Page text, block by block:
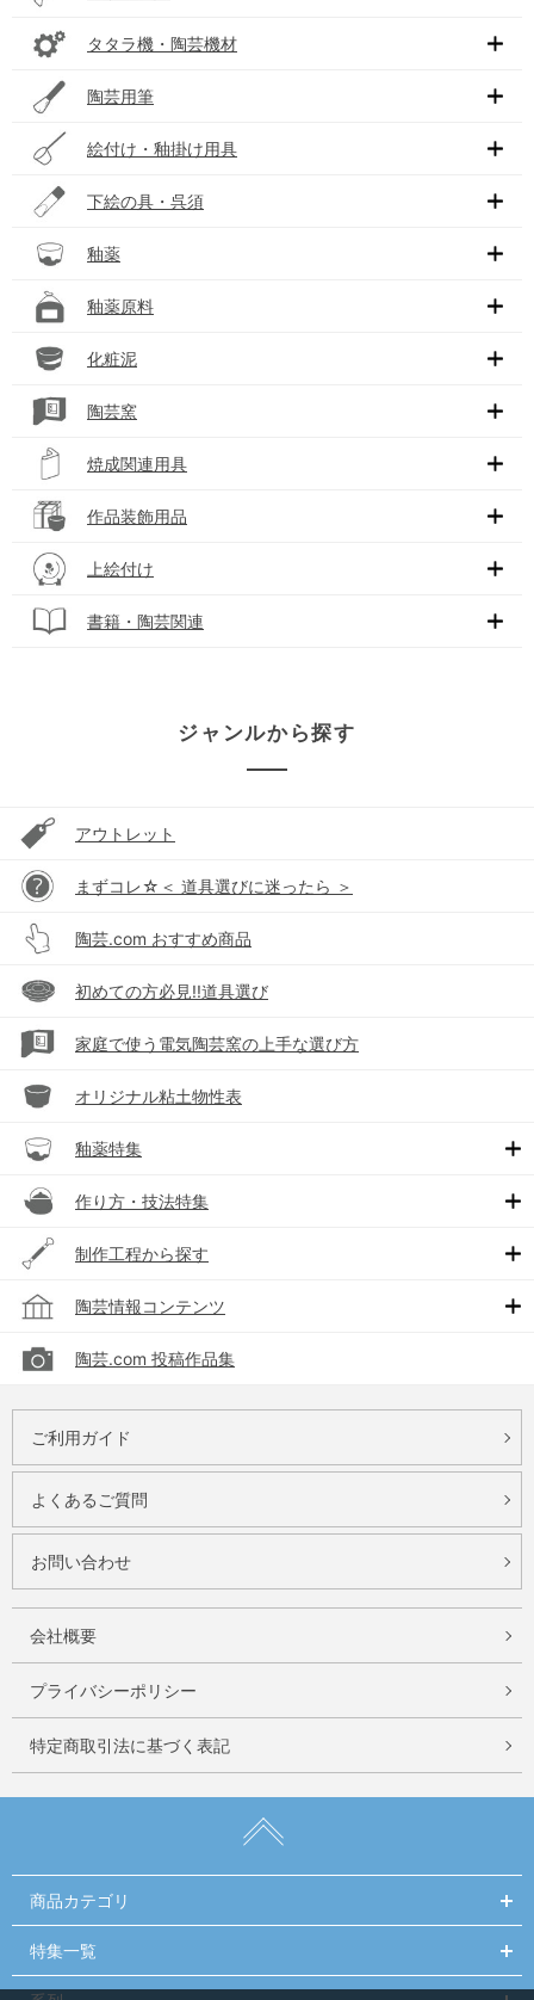
タタラ機・陶芸機材
陶芸用筆
絵付け・釉掛け用具
下絵の具・呉須
釉薬
釉薬原料
化粧泥
陶芸窯
焼成関連用具
作品装飾用品
上絵付け
書籍・陶芸関連
ジャンルから探す
アウトレット
まずコレ☆＜ 道具選びに迷ったら ＞
陶芸.com おすすめ商品
初めての方必見!!道具選び
家庭で使う電気陶芸窯の上手な選び方
オリジナル粘土物性表
釉薬特集
作り方・技法特集
制作工程から探す
陶芸情報コンテンツ
陶芸.com 投稿作品集
ご利用ガイド
よくあるご質問
お問い合わせ
会社概要
プライバシーポリシー
特定商取引法に基づく表記
商品カテゴリ
特集一覧